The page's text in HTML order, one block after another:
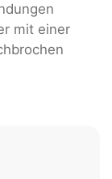
mit einer